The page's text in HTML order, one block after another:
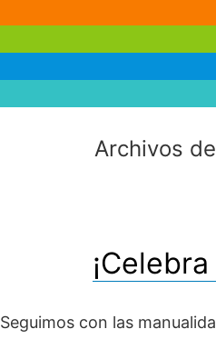
Archivos
Seguimos con las